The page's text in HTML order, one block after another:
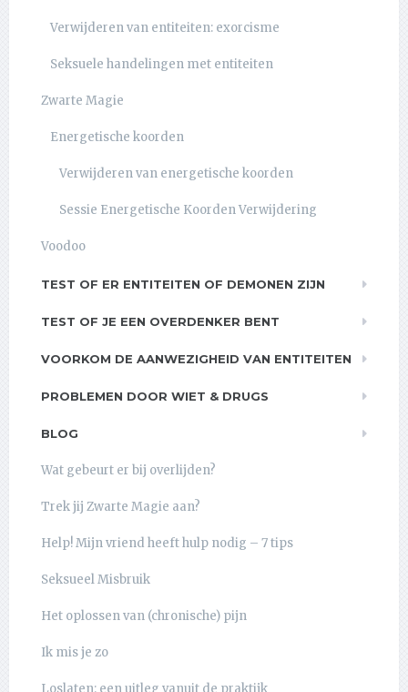
Verwijderen van entiteiten: exorcisme
Seksuele handelingen met entiteiten
Zwarte Magie
Energetische koorden
Verwijderen van energetische koorden
Sessie Energetische Koorden Verwijdering
Voodoo
TEST OF ER ENTITEITEN OF DEMONEN ZIJN
TEST OF JE EEN OVERDENKER BENT
VOORKOM DE AANWEZIGHEID VAN ENTITEITEN
PROBLEMEN DOOR WIET & DRUGS
BLOG
Wat gebeurt er bij overlijden?
Trek jij Zwarte Magie aan?
Help! Mijn vriend heeft hulp nodig – 7 tips
Seksueel Misbruik
Het oplossen van (chronische) pijn
Ik mis je zo
Loslaten: een uitleg vanuit de praktijk